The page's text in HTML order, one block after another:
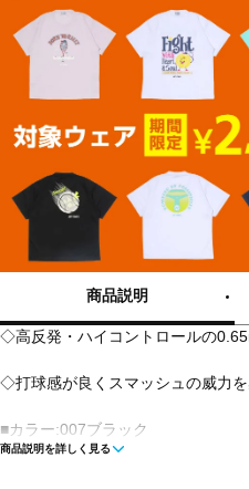
商品説明
◇高反発・ハイコントロールの
◇打球感が良くスマッシュの威力
■カラー:007ブラック
商品説明を詳しく見る